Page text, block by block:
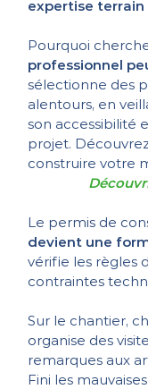
expertise
Pourquoi
professionnel
sélectionne des
alentours, en
son accessibilité
projet.
construire votre
Le permis de
devient une
vérifie les règles
contraintes
Sur le chantier,
organise des
remarques aux
Fini les